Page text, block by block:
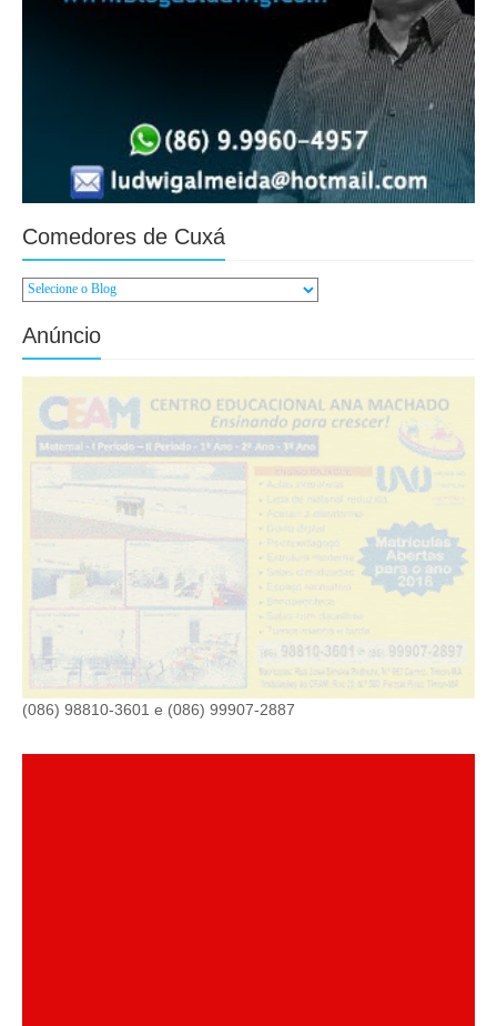
Comedores de Cuxá
Anúncio
(086) 98810-3601 e (086) 99907-2887